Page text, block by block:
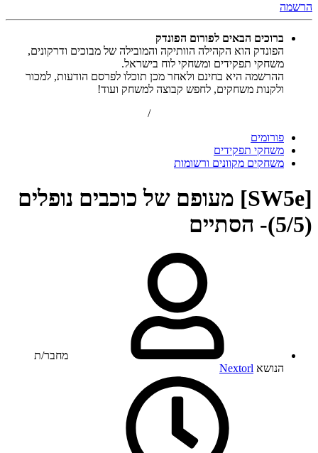
הרשמה
ברוכים הבאים לפורום הפונדק
הפונדק הוא הקהילה הוותיקה והמובילה של מבוכים ודרקונים,
משחקי תפקידים ומשחקי לוח בישראל.
ההרשמה היא בחינם ולאחר מכן תוכלו לפרסם הודעות, למכור
ולקנות משחקים, לחפש קבוצה למשחק ועוד!
/
פורומים
משחקי תפקידים
משחקים מקוונים ורשומות
[SW5e] מעופם של כוכבים נופלים
(5/5)- הסתיים
מחבר/ת
הנושא Nextorl